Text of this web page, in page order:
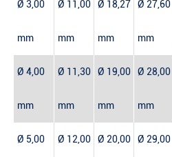
Ø 3,00
mm
Ø 11,00
mm
Ø 18,27
mm
Ø 27,60
mm
Ø 4,00
mm
Ø 11,30
mm
Ø 19,00
mm
Ø 28,00
mm
Ø 5,00 Ø 12,00 Ø 20,00 Ø 29,00